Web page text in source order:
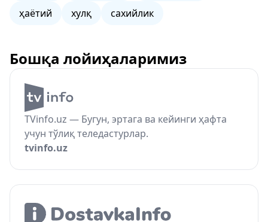
ҳаётий
хулқ сахийлик
Бошқа лойиҳаларимиз
TVinfo.uz — Бугун, эртага ва кейинги ҳафта
учун тўлиқ теледастурлар.
tvinfo.uz